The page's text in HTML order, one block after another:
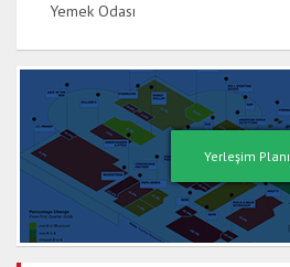
Yemek Odası
Yerleşim Planı